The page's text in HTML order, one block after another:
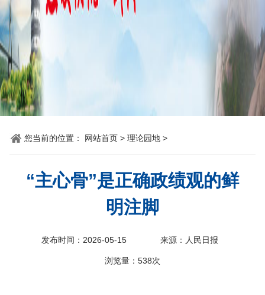
讯
动
态
关
党
建
他
山
之
石
理
论
园
地
统
战
百
您当前的位置： 网站首页 > 理论园地 >
“主心骨”是正确政绩观的鲜
明注脚
发布时间：2026-05-15 来源：人民日报
浏览量： 538次